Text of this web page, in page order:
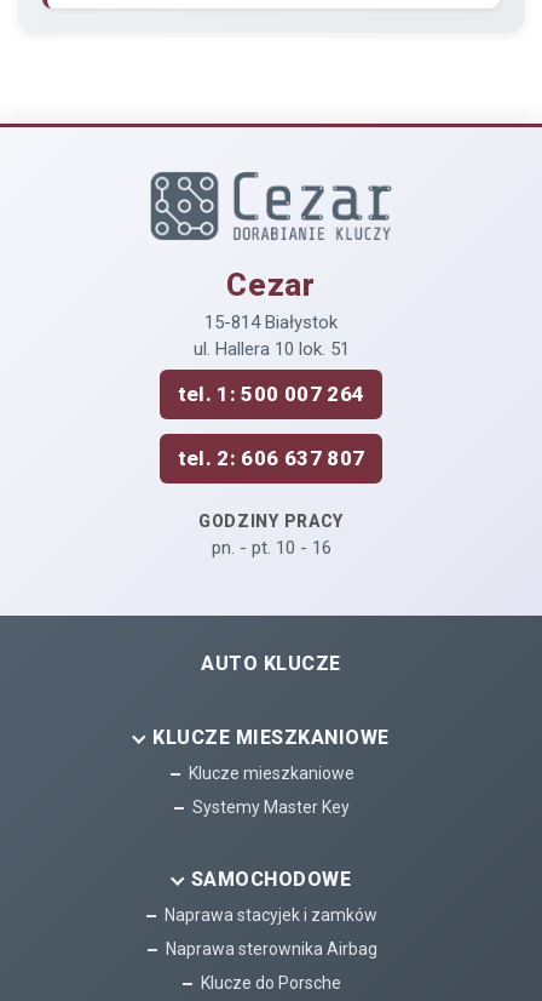
Cezar
15-814 Białystok
ul. Hallera 10 lok. 51
tel. 1: 500 007 264
tel. 2: 606 637 807
GODZINY PRACY
pn. - pt. 10 - 16
AUTO KLUCZE
KLUCZE MIESZKANIOWE
Klucze mieszkaniowe
Systemy Master Key
SAMOCHODOWE
Naprawa stacyjek i zamków
Naprawa sterownika Airbag
Klucze do Porsche